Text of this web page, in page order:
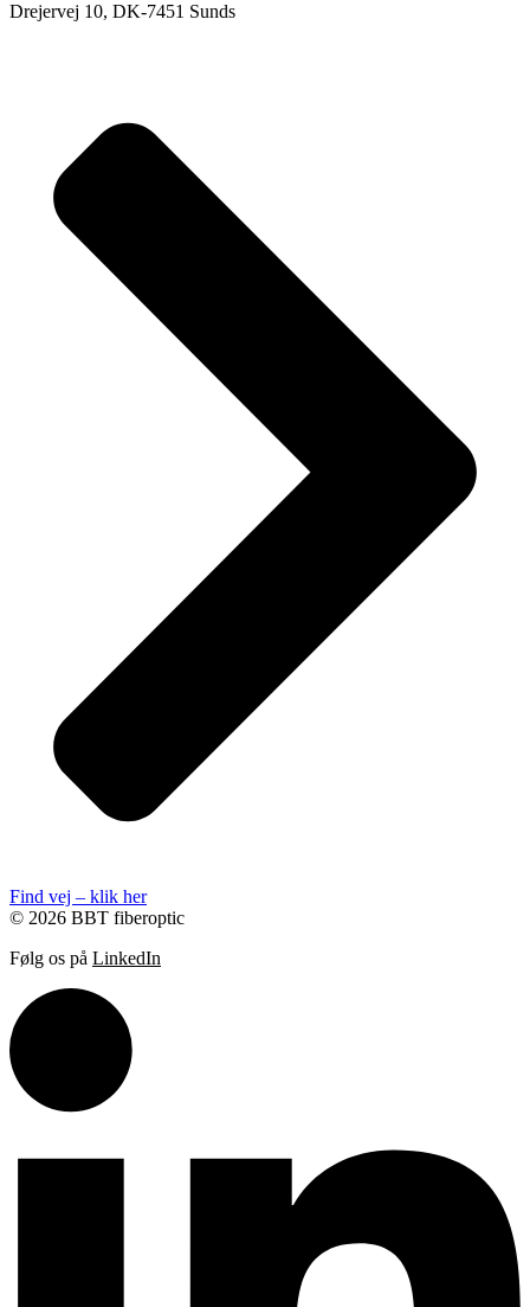
Drejervej 10, DK-7451 Sunds
Find vej – klik her
© 2026 BBT fiberoptic
Følg os på LinkedIn